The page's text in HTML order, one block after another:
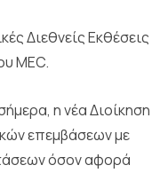
Διεθνείς Εκθέσεις
ΜΕC.
η νέα Διοίκηση
επεμβάσεων με
όσον αφορά